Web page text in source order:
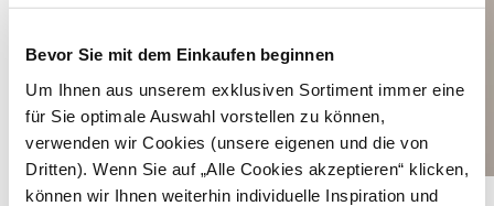
Bevor Sie mit dem Einkaufen beginnen
Um Ihnen aus unserem exklusiven Sortiment immer eine
für Sie optimale Auswahl vorstellen zu können,
verwenden wir Cookies (unsere eigenen und die von
Dritten). Wenn Sie auf „Alle Cookies akzeptieren“ klicken,
können wir Ihnen weiterhin individuelle Inspiration und
Hellblaues Dirndl mit Velours Mieder - SORAIA MELTING ICE